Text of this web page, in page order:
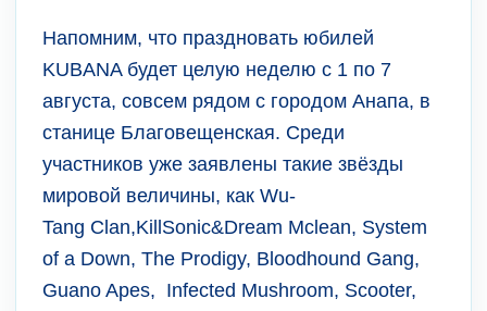
Напомним, что праздновать юбилей
KUBANA будет целую неделю с 1 по 7
августа, совсем рядом с городом Анапа, в
станице Благовещенская. Среди
участников уже заявлены такие звёзды
мировой величины, как Wu-
Tang Clan,KillSonic&Dream Mclean, System
of a Down, The Prodigy, Bloodhound Gang,
Guano Apes, Infected Mushroom, Scooter,